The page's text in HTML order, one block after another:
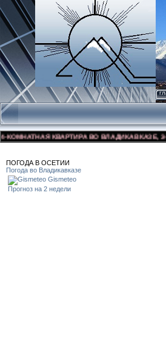
КВАРТИРА ВО ВЛАДИКАВКАЗЕ, 3-Й
ПОГОДА В ОСЕТИИ
Погода во Владикавказе
Gismeteo
Прогноз на 2 недели